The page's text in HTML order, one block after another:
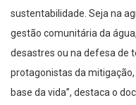
sustentabilidade. Seja na
gestão comunitária da
desastres ou na defesa de
protagonistas da
base da vida”, destaca o